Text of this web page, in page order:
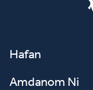
Hafan
Amdanom Ni